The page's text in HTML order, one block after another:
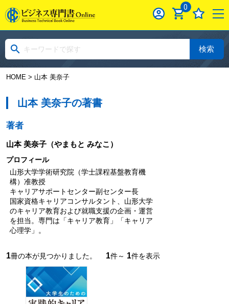
0
検索
HOME> 山本 美奈子
山本 美奈子の著書
著者
山本 美奈子（やまもと みなこ）
プロフィール
山形大学学術研究院（学士課程基盤教育機
構）准教授
キャリアサポートセンター副センター長
国家資格キャリアコンサルタント、山形大学
のキャリア教育および就職支援の企画・運営
を担当。専門は「キャリア教育」「キャリア
心理学」。
1冊の本が見つかりました。 1件～ 1件を表示